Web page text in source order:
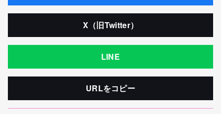
X（旧Twitter）
LINE
URLをコピー